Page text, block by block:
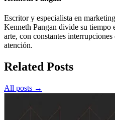
Escritor y especialista en
Kenneth Pangan divide su tiempo
arte, con constantes
atención.
Related Posts
All posts →